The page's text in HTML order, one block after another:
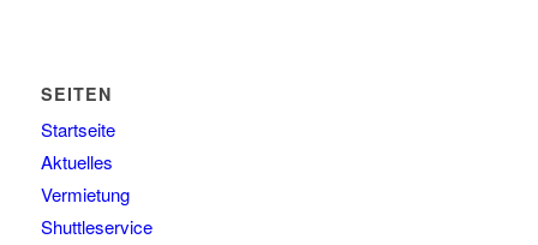
SEITEN
Startseite
Aktuelles
Vermietung
Shuttleservice